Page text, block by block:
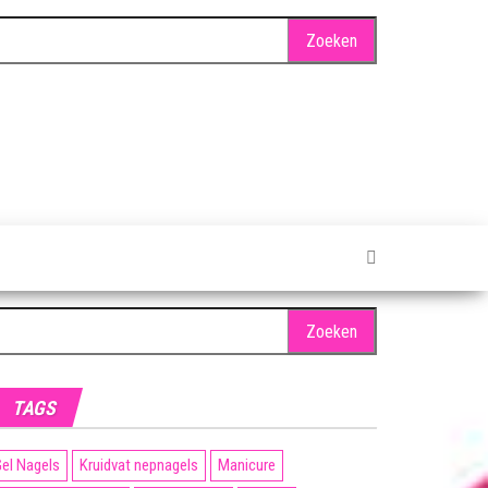
TAGS
Nagels Kruidvat nepnagels
Manicure